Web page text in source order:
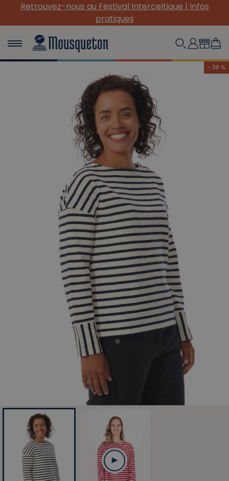
Retrouvez-nous au Festival Interceltique | Infos
pratiques
- 30 %